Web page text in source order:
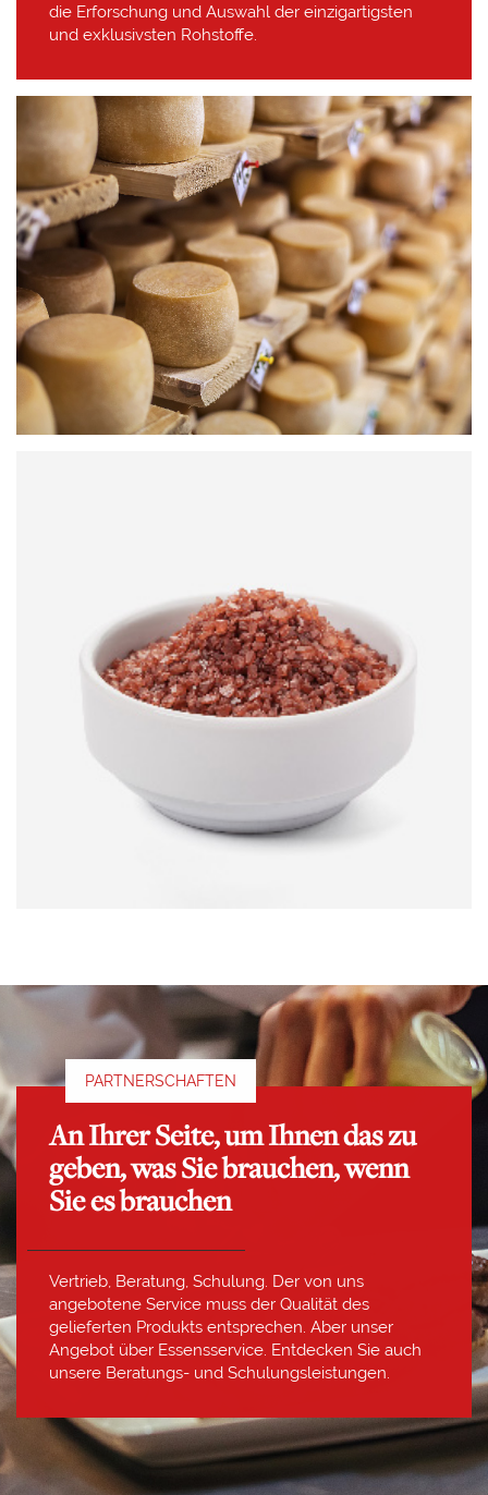
die Erforschung und Auswahl der einzigartigsten
und exklusivsten Rohstoffe.
PARTNERSCHAFTEN
An Ihrer Seite, um Ihnen das zu
geben, was Sie brauchen, wenn
Sie es brauchen
Vertrieb, Beratung, Schulung. Der von uns
angebotene Service muss der Qualität des
gelieferten Produkts entsprechen. Aber unser
Angebot über Essensservice. Entdecken Sie auch
unsere Beratungs- und Schulungsleistungen.